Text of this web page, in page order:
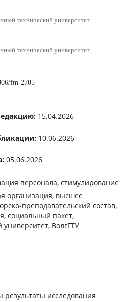
технический университет
технический университет
fm-2705
15.04.2026
10.06.2026
05.06.2026
персонала, стимулирование
организация, высшее
преподавательский состав,
социальный пакет,
ВолгГТУ
результаты исследования